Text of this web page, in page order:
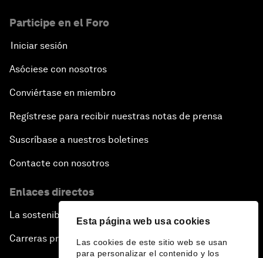
Esta página web usa cookies
Las cookies de este sitio web se usan
para personalizar el contenido y los
Participe en el Foro
Iniciar sesión
Asóciese con nosotros
Conviértase en miembro
Regístrese para recibir nuestras notas de prensa
Suscríbase a nuestros boletines
Contacte con nosotros
Enlaces directos
La sostenibilidad en el Foro
Carreras profesionales